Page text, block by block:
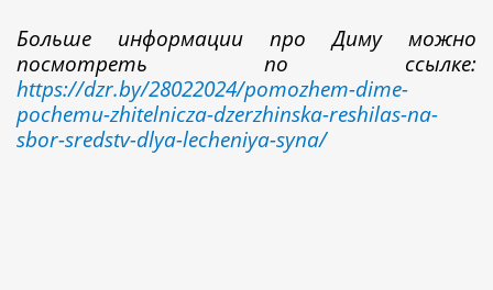
Больше информации про Диму можно
посмотреть по ссылке:
https://dzr.by/28022024/pomozhem-dime-
pochemu-zhitelnicza-dzerzhinska-reshilas-na-
sbor-sredstv-dlya-lecheniya-syna/